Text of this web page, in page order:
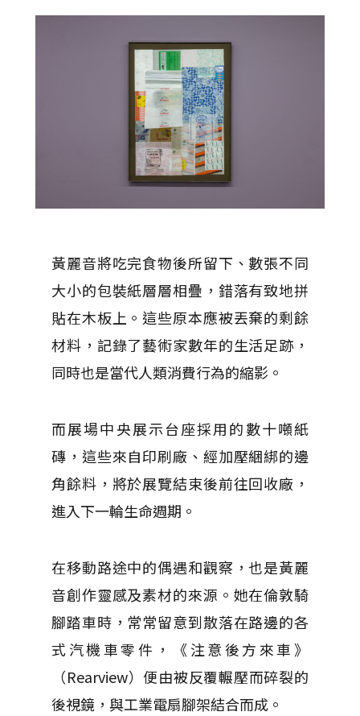
黃麗音將吃完食物後所留下、數張不同
大小的包裝紙層層相疊，錯落有致地拼
貼在木板上。這些原本應被丟棄的剩餘
材料，記錄了藝術家數年的生活足跡，
同時也是當代人類消費行為的縮影。
而展場中央展示台座採用的數十噸紙
磚，這些來自印刷廠、經加壓綑綁的邊
角餘料，將於展覽結束後前往回收廠，
進入下一輪生命週期。
在移動路途中的偶遇和觀察，也是黃麗
音創作靈感及素材的來源。她在倫敦騎
腳踏車時，常常留意到散落在路邊的各
式汽機車零件，《注意後方來車》
（Rearview）便由被反覆輾壓而碎裂的
後視鏡，與工業電扇腳架結合而成。